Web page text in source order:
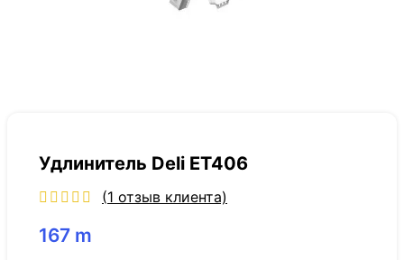
Удлинитель Deli ET406
(1 отзыв клиента)
167 m